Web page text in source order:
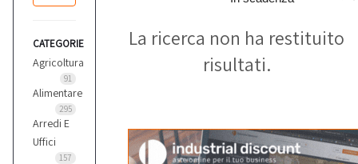
CATEGORIE
Agricoltura
91
Alimentare
295
Arredi E
Uffici
157
La ricerca non ha restituito
risultati.